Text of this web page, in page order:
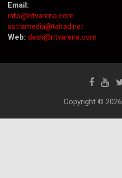
Email:
info@ntvarena.com
astramedia@telrad.net
Web: desk@ntvarena.com
Copyright © 2026